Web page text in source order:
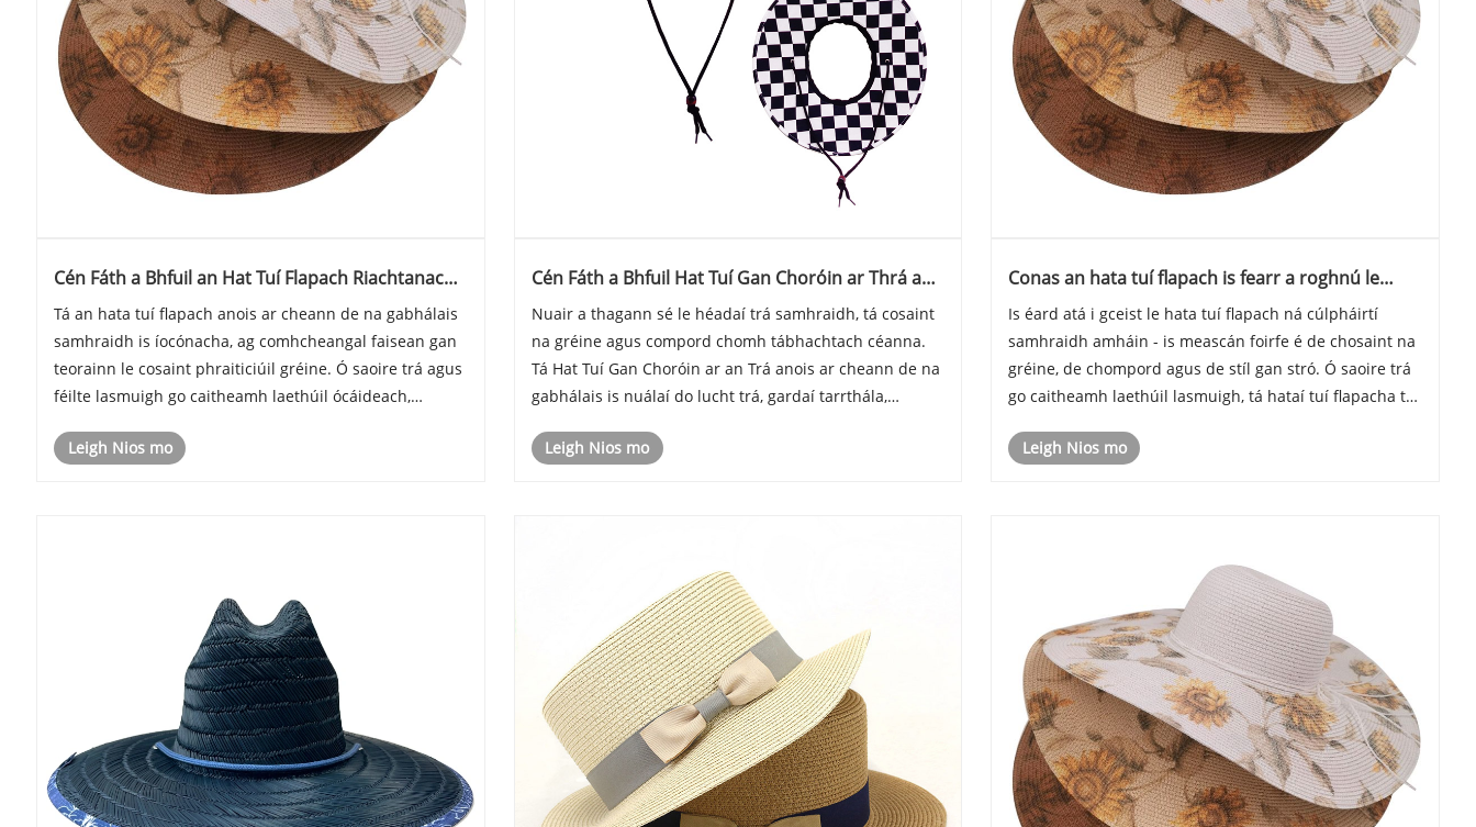
Cén Fáth a Bhfuil an Hat Tuí Flapach Riachtanach
Tá an hata tuí flapach anois ar cheann de na gabhálais
samhraidh is íocónacha, ag comhcheangal faisean gan
teorainn le cosaint phraiticiúil gréine. Ó saoire trá agus
féilte lasmuigh go caitheamh laethúil ócáideach,
aeistéitic galánta, agus sciath U......
Leigh Nios mo
Cén Fáth a Bhfuil Hat Tuí Gan Choróin ar Thrá an
Nuair a thagann sé le héadaí trá samhraidh, tá cosaint
na gréine agus compord chomh tábhachtach céanna.
Tá Hat Tuí Gan Choróin ar an Trá anois ar cheann de na
gabhálais is nuálaí do lucht trá, gardaí tarrthála,
agus hataí tuí traidisiúnta, ceadaí......
Leigh Nios mo
Conas an hata tuí flapach is fearr a roghnú le
Is éard atá i gceist le hata tuí flapach ná cúlpháirtí
samhraidh amháin - is meascán foirfe é de chosaint na
gréine, de chompord agus de stíl gan stró. Ó saoire trá
go caitheamh laethúil lasmuigh, tá hataí tuí flapacha tar
Leigh Nios mo